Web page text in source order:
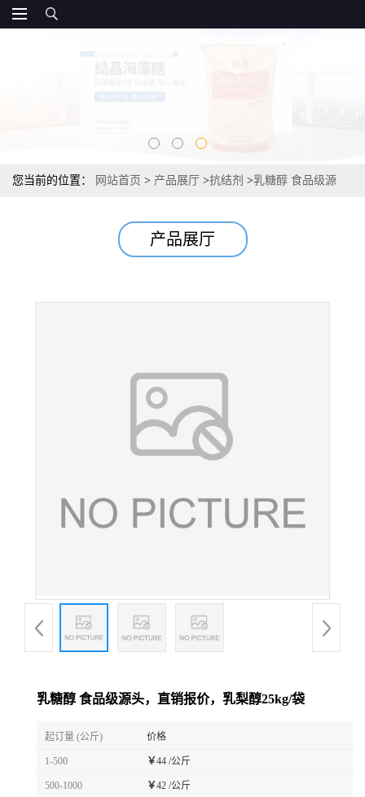
您当前的位置： 网站首页 > 产品展厅 >抗结剂 >乳糖醇 食品级源
产品展厅
乳糖醇 食品级源头，直销报价，乳梨醇25kg/袋
起订量 (公斤) 价格
1-500 ￥44 /公斤
500-1000 ￥42 /公斤